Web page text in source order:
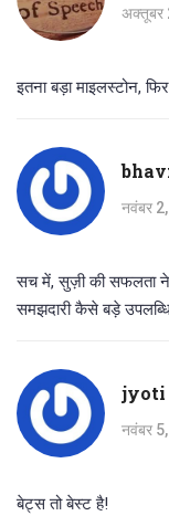
अक्तूबर
इतना बड़ा माइलस्टोन,
नवंबर
सच में, सुज़ी की सफलता ने
समझदारी कैसे बड़े
jyoti
नवंबर
बेट्स तो बेस्ट है!